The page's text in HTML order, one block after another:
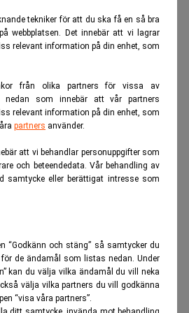
tekniker för att du ska få en så bra
webbplatsen. Det innebär att vi lagrar
relevant information på din enhet, som
från olika partners för vissa av
nedan som innebär att vår partners
relevant information på din enhet, som
partners använder.
att vi behandlar personuppgifter som
och beteendedata. Vår behandling av
samtycke eller berättigat intresse som
“Godkänn och stäng” så samtycker du
de ändamål som listas nedan. Under
kan du välja vilka ändamål du vill neka
välja vilka partners du vill godkänna
“visa våra partners”.
kortsiktig ”influenserpolitik”